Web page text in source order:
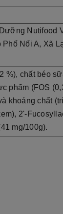
Nutifood
Nối A, Xã
%), chất béo
phẩm (FOS
khoáng chất
2'-
mg/100g).